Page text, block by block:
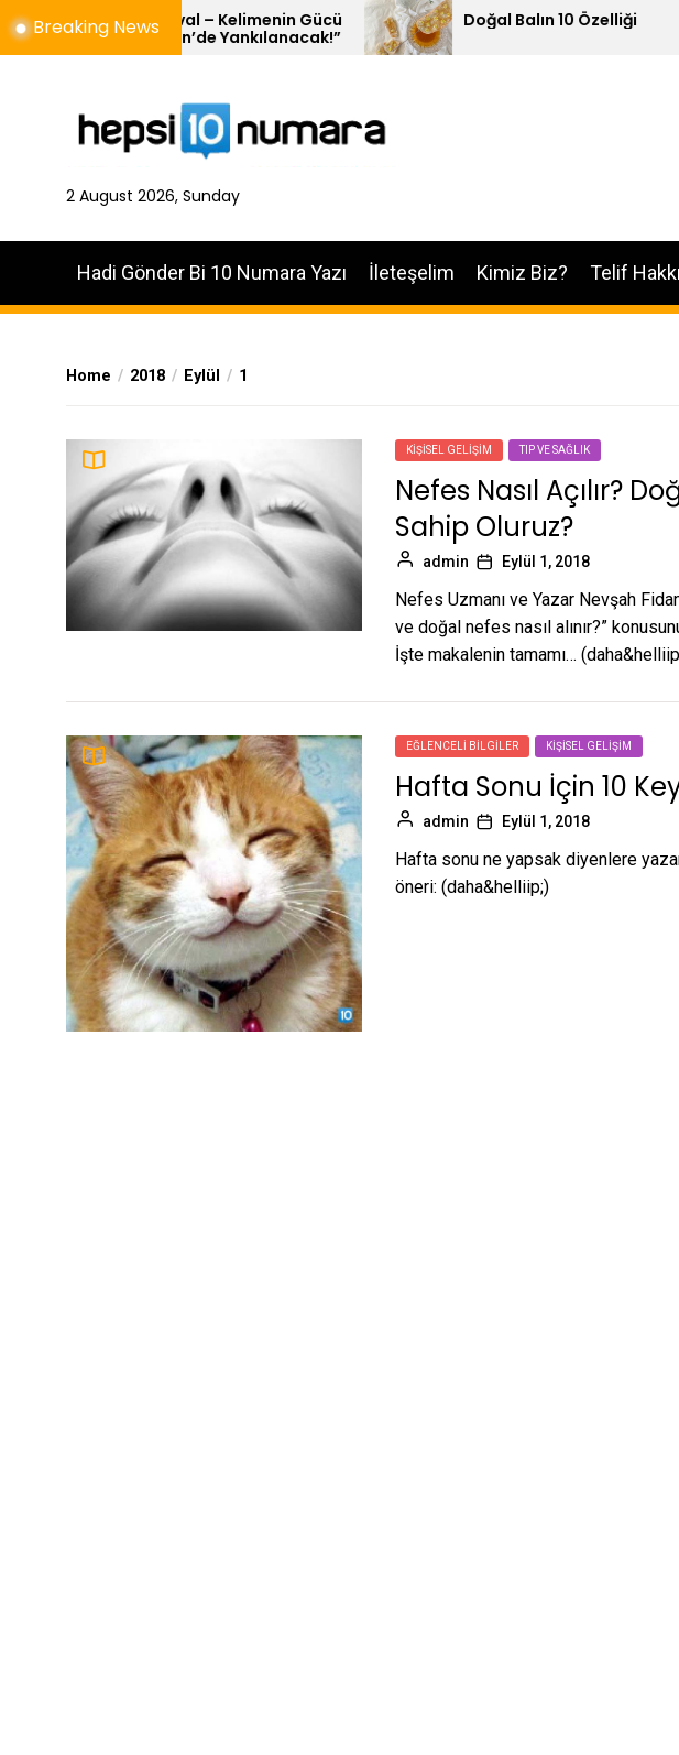
Skip
to
Breaking News
– Kelimenin Gücü
Yankılanacak!”
Doğal Balın 10 Özelliği
2 August 2026, Sunday
Hadi Gönder Bi 10 Numara Yazı İleteşelim Kimiz Biz? Telif Hakkı
Home 2018 Eylül 1
KIŞISEL GELIŞIM TIP VE SAĞLIK
Nefes Nasıl Açılır?
Sahip Oluruz?
admin Eylül 1, 2018
Nefes Uzmanı ve Yazar Nevşah
ve doğal nefes nasıl alınır?”
İşte makalenin tamamı…
EĞLENCELI BILGILER KIŞISEL GELIŞIM
Hafta Sonu İçin 10
admin Eylül 1, 2018
Hafta sonu ne yapsak diyenlere
öneri: (daha&helliip;)